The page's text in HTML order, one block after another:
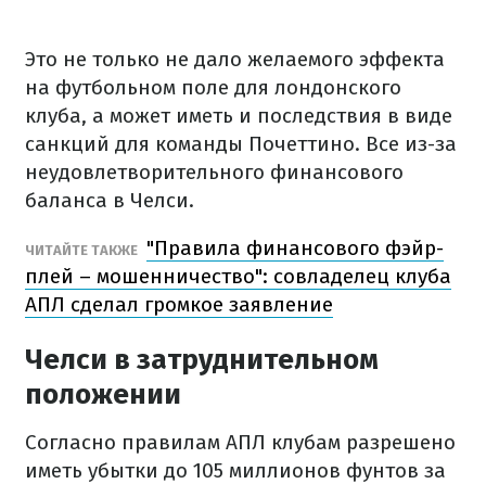
Это не только не дало желаемого эффекта
на футбольном поле для лондонского
клуба, а может иметь и последствия в виде
санкций для команды Почеттино. Все из-за
неудовлетворительного финансового
баланса в Челси.
ЧИТАЙТЕ ТАКЖЕ "Правила финансового фэйр-
плей – мошенничество": совладелец клуба
АПЛ сделал громкое заявление
Челси в затруднительном
положении
Согласно правилам АПЛ клубам разрешено
иметь убытки до 105 миллионов фунтов за